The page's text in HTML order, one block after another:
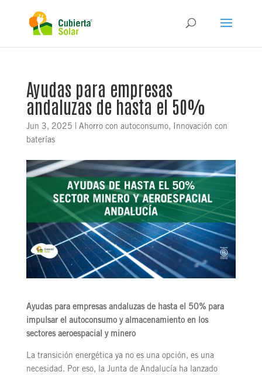
Ayudas para empresas
andaluzas de hasta el 50%
Jun 3, 2025 | Ahorro con autoconsumo, Innovación con
baterías
Ayudas para empresas andaluzas de hasta el 50% para
impulsar el autoconsumo y almacenamiento en los
sectores aeroespacial y minero
La transición energética ya no es una opción, es una
necesidad. Por eso, la Junta de Andalucía ha lanzado